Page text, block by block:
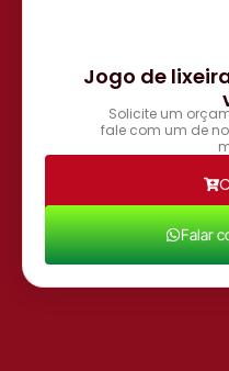
Jogo de
Solicite um
fale com um de
Falar